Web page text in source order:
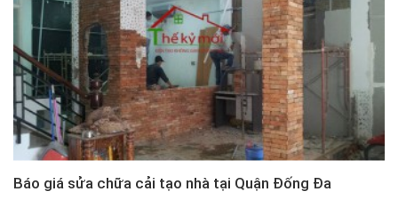
Báo giá sửa chữa cải tạo nhà tại Quận Đống Đa